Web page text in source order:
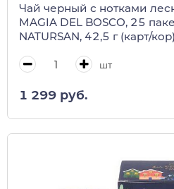
Чай черный с нотками
MAGIA DEL BOSCO, 25
NATURSAN, 42,5 г (карт/кор)
шт
1 299 руб.